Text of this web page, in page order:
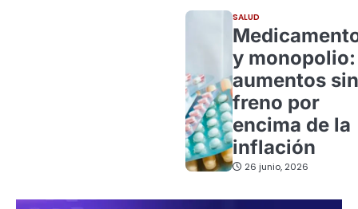
SALUD
y monopolio:
aumentos sin
freno por
encima de la
inflación
26 junio, 2026